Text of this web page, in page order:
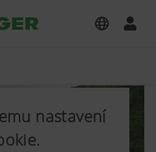
nastavení